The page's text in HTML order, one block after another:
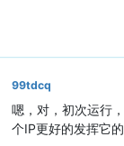
99tdcq
嗯，对，初次运行
个IP更好的发挥它